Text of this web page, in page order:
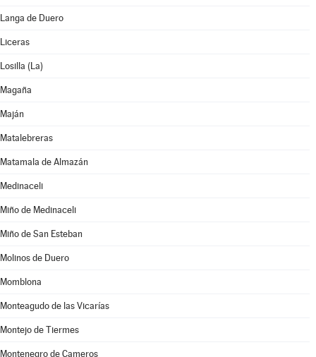
Langa de Duero
Liceras
Losilla (La)
Magaña
Maján
Matalebreras
Matamala de Almazán
Medinaceli
Miño de Medinaceli
Miño de San Esteban
Molinos de Duero
Momblona
Monteagudo de las Vicarías
Montejo de Tiermes
Montenegro de Cameros